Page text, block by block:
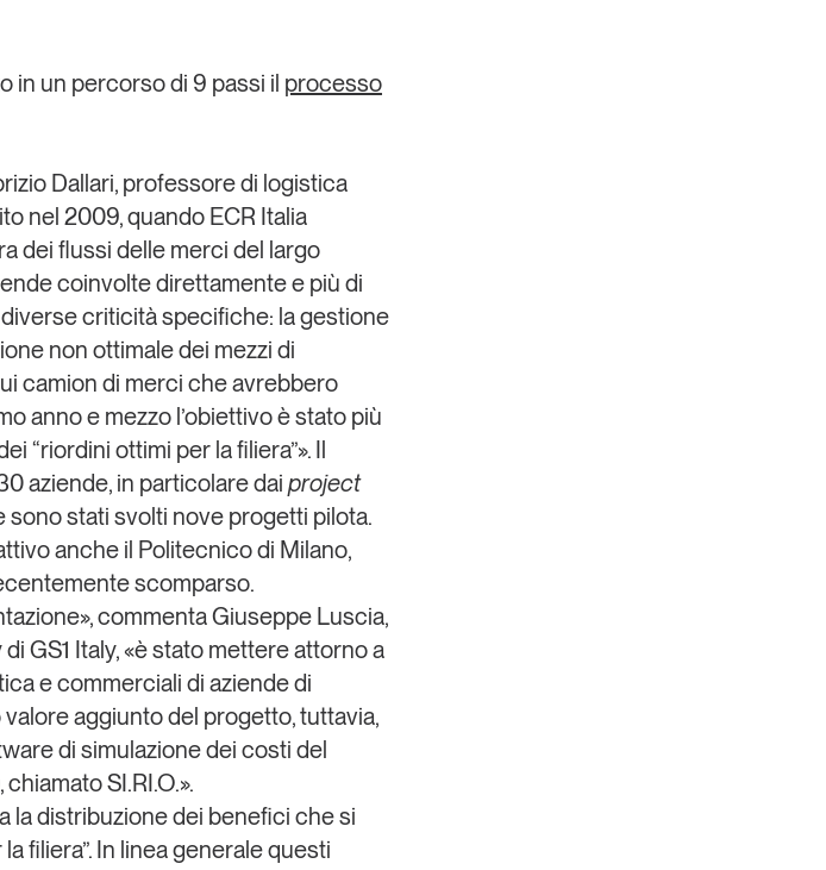
in un percorso di 9 passi il processo
Dallari, professore di logistica
nel 2009, quando ECR Italia
dei flussi delle merci del largo
coinvolte direttamente e più di
criticità specifiche: la gestione
non ottimale dei mezzi di
camion di merci che avrebbero
anno e mezzo l’obiettivo è stato più
“riordini ottimi per la filiera”». Il
aziende, in particolare dai project
sono stati svolti nove progetti pilota.
anche il Politecnico di Milano,
scomparso.
commentaGiuseppe Luscia,
GS1 Italy, «è stato mettere attorno a
e commerciali di aziende di
aggiunto del progetto, tuttavia,
di simulazione dei costi del
SI.RI.O.».
la distribuzione dei benefici che si
filiera”. In linea generale questi